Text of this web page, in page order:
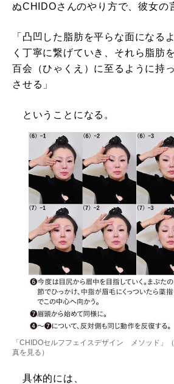
ぬCHIDOさんのやり方で、彼女の
「凸凹した脂肪を平らな面になる
く丁寧に繋げていき、それら脂肪
百会（ひゃくえ）に至るように持
させる」
ということになる。
「CHIDOセルフフェイスデザイン メソッド」
真を見る ）
具体的には、